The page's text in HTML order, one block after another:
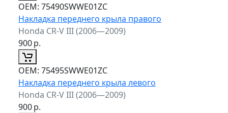
ОЕМ: 75490SWWE01ZC
Накладка переднего крыла правого
Honda CR-V III (2006—2009)
900р.
ОЕМ: 75495SWWE01ZC
Накладка переднего крыла левого
Honda CR-V III (2006—2009)
900р.